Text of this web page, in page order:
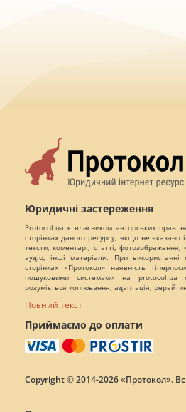
Юридичні застереження
Protocol.ua є власником авторських прав
сторінках даного ресурсу, якщо не вказано
тексти, коментарі, статті,
аудіо, інші матеріали. При
сторінках «Протокол» наявність
пошуковими системами на protocol.ua
розуміється копіювання, адаптація,
Повний текст
Приймаємо до оплати
Copyright © 2014-2026 «Протокол».